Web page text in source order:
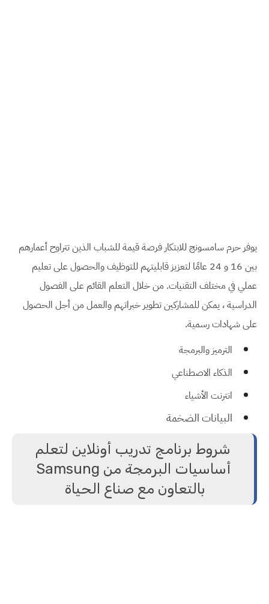
يوفر حرم سامسونج للابتكار فرصة قيمة للشباب الذين تتراوح أعمارهم
بين 16 و 24 عامًا لتعزيز قابليتهم للتوظيف والحصول على تعليم
عملي في مختلف التقنيات. من خلال التعلم القائم على الفصول
الدراسية ، يمكن للمشاركين تطوير خبراتهم والعمل من أجل الحصول
على شهادات رسمية.
الترميز والبرمجة
الذكاء الاصطناعي
انترنت الأشياء
البيانات الضخمة
شروط برنامج تدريب أونلاين لتعلم
أساسيات البرمجة من Samsung
بالتعاون مع صناع الحياة